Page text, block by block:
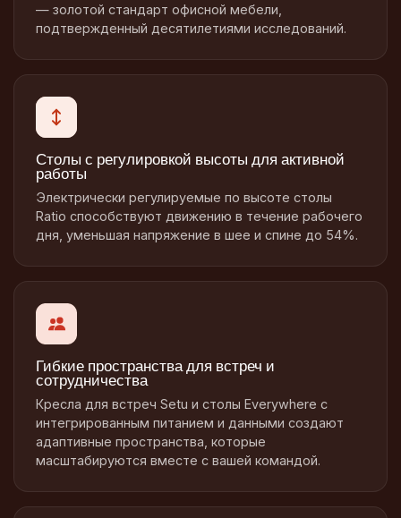
— золотой стандарт офисной мебели,
подтвержденный десятилетиями исследований.
Столы с регулировкой высоты для активной
работы
Электрически регулируемые по высоте столы
Ratio способствуют движению в течение рабочего
дня, уменьшая напряжение в шее и спине до 54%.
Гибкие пространства для встреч и
сотрудничества
Кресла для встреч Setu и столы Everywhere с
интегрированным питанием и данными создают
адаптивные пространства, которые
масштабируются вместе с вашей командой.